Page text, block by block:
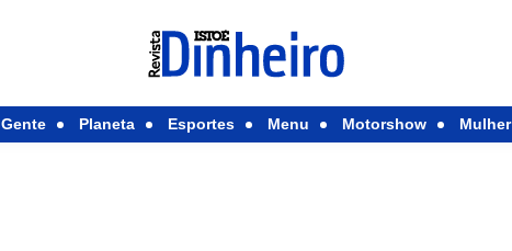
Gente Planeta Esportes Menu Motorshow Mulher